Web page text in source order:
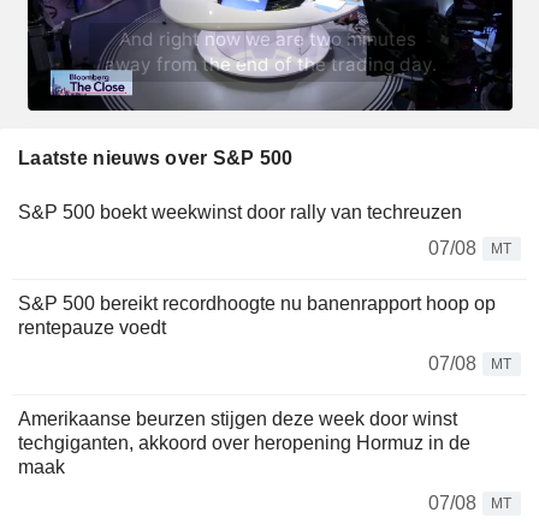
Laatste nieuws over S&P 500
S&P 500 boekt weekwinst door rally van techreuzen
07/08
MT
S&P 500 bereikt recordhoogte nu banenrapport hoop op
rentepauze voedt
07/08
MT
Amerikaanse beurzen stijgen deze week door winst
techgiganten, akkoord over heropening Hormuz in de
maak
07/08
MT